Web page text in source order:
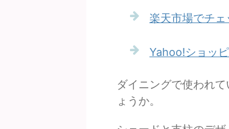
楽天市場でチェ
Yahoo!ショッ
ダイニングで使われ
ょうか。